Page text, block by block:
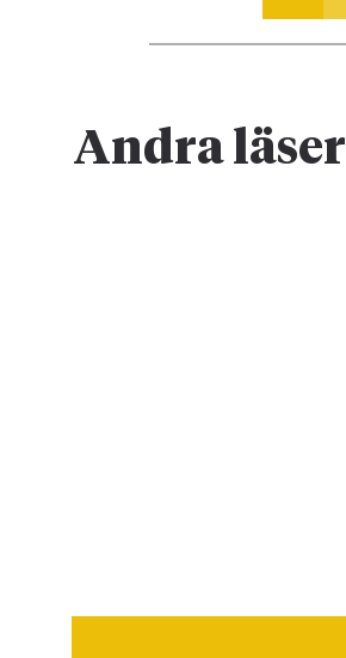
Andra läser